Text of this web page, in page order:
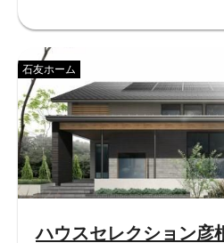
ハウスセレクション彦
石友ホーム